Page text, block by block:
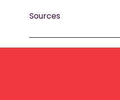
Sources